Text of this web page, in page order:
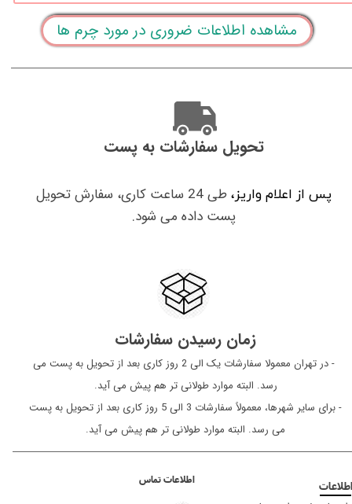
اطلاعات تماس
تحویل سفارشات به پست
پس از اعلام واریز،
طی 24 ساعت کاری، سفارش تحویل
پست داده می شود.
زمان رسیدن سفارشات
​​​​​​​ - در تهران معمولا سفارشات یک الی 2 روز کاری بعد از تحویل به پست می
رسد. البته موارد طولانی تر هم پیش می آید.
- برای سایر شهرها، معمولاً سفارشات 3 الی 5 روز کاری بعد از تحویل به پست
می رسد. البته موارد طولانی تر هم پیش می آید.
مشاهده اطلاعات ضروری در مورد چرم ها